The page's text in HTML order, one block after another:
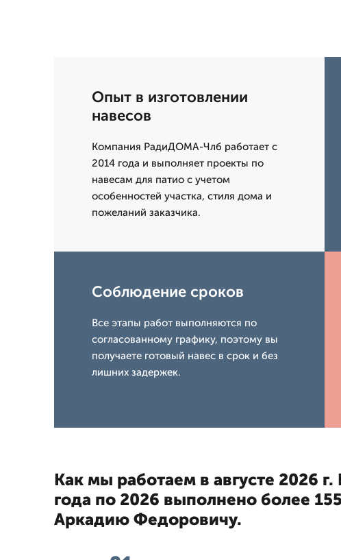
Опыт в изготовлении
навесов
Компания РадиДОМА-Члб работает с
2014 года и выполняет проекты по
навесам для патио с учетом
особенностей участка, стиля дома и
пожеланий заказчика.
Соблюдение сроков
Все этапы работ выполняются по
согласованному графику, поэтому вы
получаете готовый навес в срок и без
лишних задержек.
Как мы работаем в августе 2026
года по 2026 выполнено более
Аркадию Федоровичу.